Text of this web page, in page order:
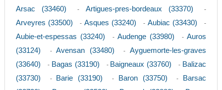
Arsac (33460) - Artigues-pres-bordeaux (33370) -
Arveyres (33500) - Asques (33240) - Aubiac (33430) -
Aubie-et-espessas (33240) - Audenge (33980) -Auros
(33124)
-Avensan (33480) -Ayguemorte-les-graves
(33640)
- Bagas (33190) - Baigneaux (33760) - Balizac
(33730)
- Barie (33190) - Baron (33750) -
Barsac